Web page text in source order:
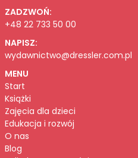
ZADZWOŃ:
+48 22 733 50 00
NAPISZ:
wydawnictwo@dressler.com.pl
MENU
Start
Książki
Zajęcia dla dzieci
Edukacja i rozwój
O nas
Blog